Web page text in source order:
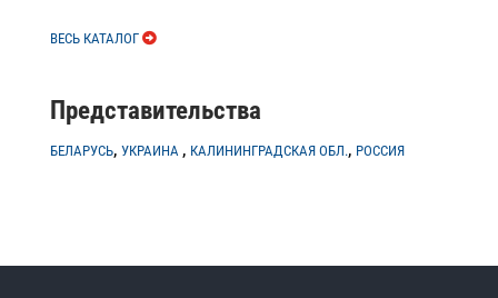
ВЕСЬ КАТАЛОГ
Представительства
БЕЛАРУСЬ, УКРАИНА , КАЛИНИНГРАДСКАЯ ОБЛ., РОССИЯ